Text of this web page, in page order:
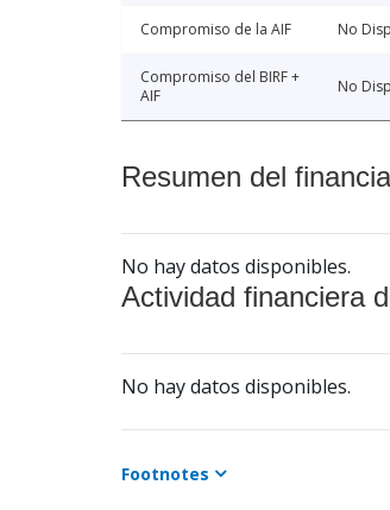
Compromiso de la AIF No
Compromiso del BIRF +
AIF
No
Resumen del
No hay datos disponibles.
Actividad financiera
No hay datos disponibles.
Footnotes